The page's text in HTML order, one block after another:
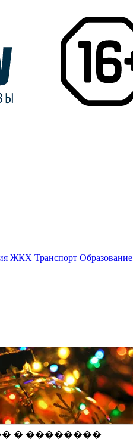
ЖКХ Транспорт Образование
� ��������